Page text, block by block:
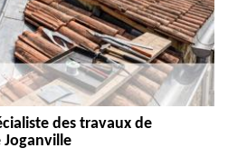
des travaux de
Joganville